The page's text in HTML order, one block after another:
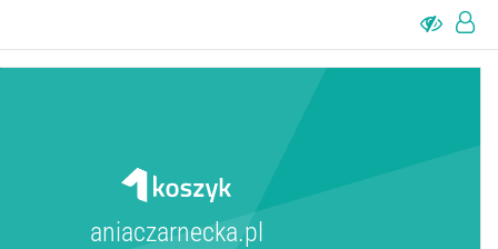
aniaczarnecka.pl